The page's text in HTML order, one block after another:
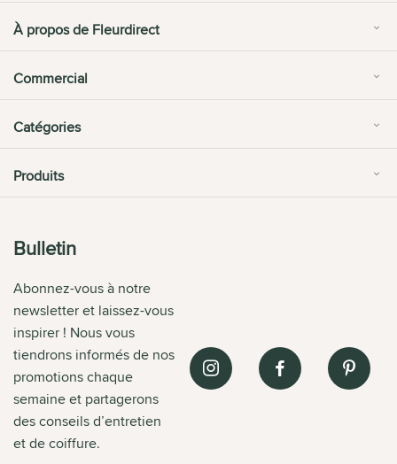
À propos de Fleurdirect
Commercial
Catégories
Produits
Bulletin
Abonnez-vous à notre
newsletter et laissez-vous
inspirer ! Nous vous
tiendrons informés de nos
promotions chaque
semaine et partagerons
des conseils d’entretien
et de coiffure.